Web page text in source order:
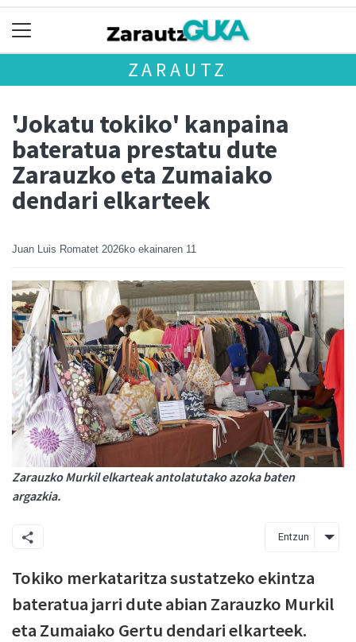
ZARAUTZ
'Jokatu tokiko' kanpaina
bateratua prestatu dute
Zarauzko eta Zumaiako
dendari elkarteek
Juan Luis Romatet 2026ko ekainaren 11
Zarauzko Murkil elkarteak antolatutako azoka baten
argazkia.
Entzun
Tokiko merkataritza sustatzeko ekintza
bateratua jarri dute abian Zarauzko Murkil
eta Zumaiako Gertu dendari elkarteek.